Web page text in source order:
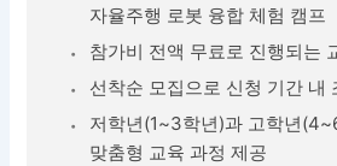
자율주행 로봇 융합 체험 캠프
참가비 전액 무료로 진행되는
선착순 모집으로 신청 기간 내
저학년(1~3학년)과 고학년
맞춤형 교육 과정 제공